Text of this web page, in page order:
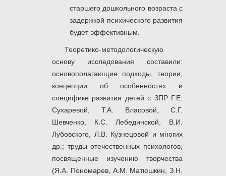
старшего дошкольного возраста с
задержкой психического развития
будет эффективным.
Теоретико-методологическую
основу исследования
составили:
основополагающие подходы, теории,
концепции об особенностях и
специфике развития детей с ЗПР Г.Е.
Сухаревой, Т.А. Власовой, С.Г.
Шевченко, К.С. Лебединской, В.И.
Лубовского, Л.В. Кузнецовой и многих
др.; труды отечественных психологов,
посвященные изучению творчества
(Я.А. Пономарев, А.М. Матюшкин, З.Н.